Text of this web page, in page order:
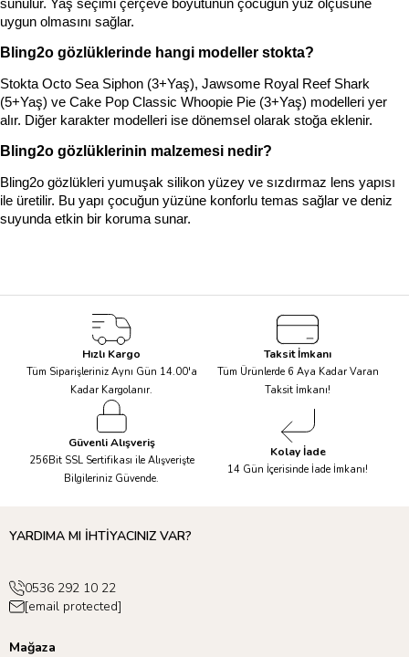
sunulur. Yaş seçimi çerçeve boyutunun çocuğun yüz ölçüsüne
uygun olmasını sağlar.
Bling2o gözlüklerinde hangi modeller stokta?
Stokta Octo Sea Siphon (3+Yaş), Jawsome Royal Reef Shark
(5+Yaş) ve Cake Pop Classic Whoopie Pie (3+Yaş) modelleri yer
alır. Diğer karakter modelleri ise dönemsel olarak stoğa eklenir.
Bling2o gözlüklerinin malzemesi nedir?
Bling2o gözlükleri yumuşak silikon yüzey ve sızdırmaz lens yapısı
ile üretilir. Bu yapı çocuğun yüzüne konforlu temas sağlar ve deniz
suyunda etkin bir koruma sunar.
Hızlı Kargo
Tüm Siparişleriniz Aynı Gün 14.00'a
Kadar Kargolanır.
Taksit İmkanı
Tüm Ürünlerde 6 Aya Kadar Varan
Taksit İmkanı!
Güvenli Alışveriş
256Bit SSL Sertifikası ile Alışverişte
Bilgileriniz Güvende.
Kolay İade
14 Gün İçerisinde İade İmkanı!
YARDIMA MI İHTİYACINIZ VAR?
0536 292 10 22
[email protected]
Mağaza